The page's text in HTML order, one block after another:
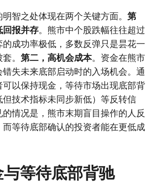
智之处体现在两个关键方面。 第
回报并存。熊市中个股跌幅往往超过
成功率极低，多数反弹只是昙花一
。 第二，高机会成本。资金在熊市
失未来底部启动时的入场机会。通
以保持现金，等待市场出现底部背
技术指标未同步新低）等反转信
情况是，熊市末期盲目操作的人反
等待底部确认的投资者能在更低成
等待底部背驰